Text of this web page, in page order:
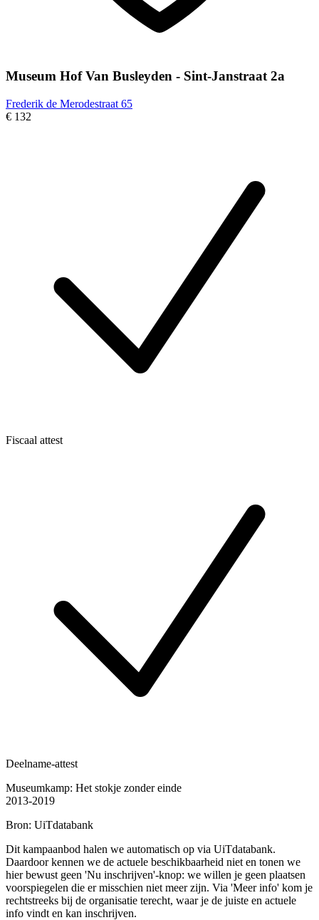
Museum Hof Van Busleyden - Sint-Janstraat 2a
Frederik de Merodestraat 65
€ 132
Fiscaal attest
Deelname-attest
Museumkamp: Het stokje zonder einde
2013-2019
Bron: UiTdatabank
Dit kampaanbod halen we automatisch op via UiTdatabank.
Daardoor kennen we de actuele beschikbaarheid niet en tonen we
hier bewust geen 'Nu inschrijven'-knop: we willen je geen plaatsen
voorspiegelen die er misschien niet meer zijn. Via 'Meer info' kom je
rechtstreeks bij de organisatie terecht, waar je de juiste en actuele
info vindt en kan inschrijven.